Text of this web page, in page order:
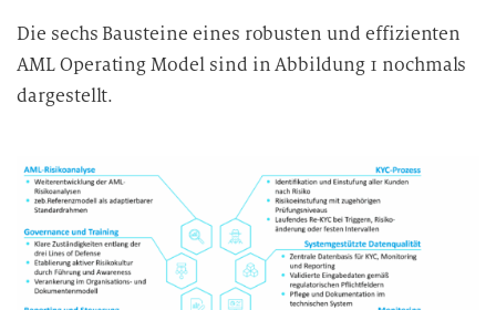
Die sechs Bausteine eines robusten und effizienten
AML Operating Model sind in Abbildung 1 nochmals
dargestellt.